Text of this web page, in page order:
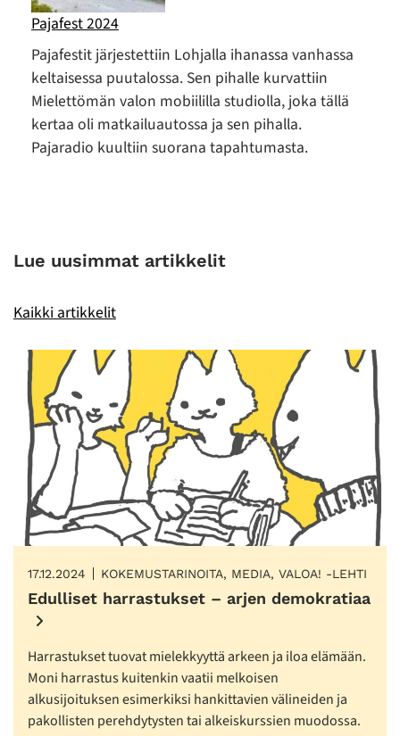
Pajafest 2024
Pajafestit järjestettiin Lohjalla ihanassa vanhassa
keltaisessa puutalossa. Sen pihalle kurvattiin
Mielettömän valon mobiililla studiolla, joka tällä
kertaa oli matkailuautossa ja sen pihalla.
Pajaradio kuultiin suorana tapahtumasta.
Lue uusimmat artikkelit
Kaikki artikkelit
17.12.2024 KOKEMUSTARINOITA, MEDIA, VALOA! -LEHTI
Edulliset harrastukset – arjen demokratiaa
Harrastukset tuovat mielekkyyttä arkeen ja iloa elämään.
Moni harrastus kuitenkin vaatii melkoisen
alkusijoituksen esimerkiksi hankittavien välineiden ja
pakollisten perehdytysten tai alkeiskurssien muodossa.